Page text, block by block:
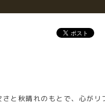
と秋晴れのもとで、心がリ